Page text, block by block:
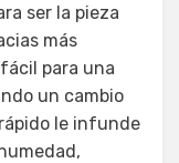
ser la pieza
más
para una
un cambio
le infunde